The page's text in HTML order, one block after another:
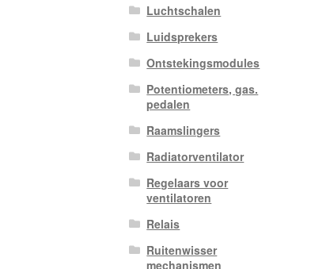
Luchtschalen
Luidsprekers
Ontstekingsmodules
Potentiometers, gas.
pedalen
Raamslingers
Radiatorventilator
Regelaars voor
ventilatoren
Relais
Ruitenwisser
mechanismen